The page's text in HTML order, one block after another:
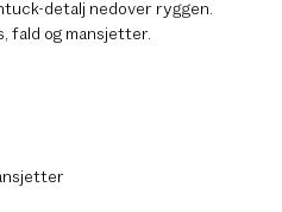
detalj nedover ryggen.
fald og mansjetter.